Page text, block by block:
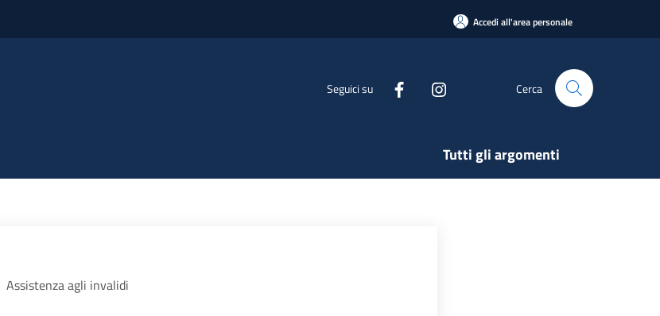
Accedi all'area personale
Seguici su Cerca
Tutti gli argomenti
Assistenza agli invalidi